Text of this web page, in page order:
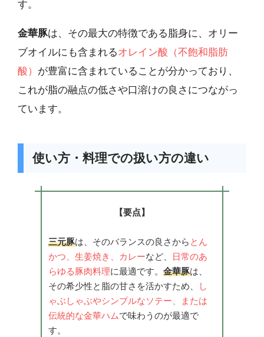
す。
金華豚は、その最大の特徴である脂身に、オリー
ブオイルにも含まれるオレイン酸（不飽和脂肪
酸） が豊富に含まれていることが分かっており、
これが脂の融点の低さや口溶けの良さにつながっ
ています。
使い方・料理での扱い方の違い
【要点】
三元豚は、そのバランスの良さから とん
かつ、生姜焼き、カレーなど、
日常のあ
らゆる豚肉料理に最適です。 金華豚は、
その希少性と脂の甘さを活かすため、
し
ゃぶしゃぶやシンプルなソテー、または
伝統的な金華ハムで味わうのが最適で
す。